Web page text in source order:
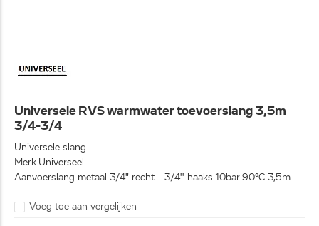
Universele RVS warmwater toevoerslang 3,5m
3/4-3/4
Universele slang
Merk Universeel
Aanvoerslang metaal 3/4" recht - 3/4'' haaks 10bar 90°C 3,5m
Voeg toe aan vergelijken